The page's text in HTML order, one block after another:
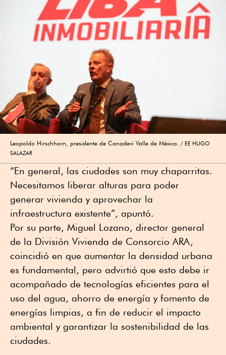
Leopoldo Hirschhorn, presidente de Canadevi Valle de México.
EE HUGO
SALAZAR
“En general, las ciudades son muy chaparritas.
Necesitamos liberar alturas para poder
generar vivienda y aprovechar la
infraestructura existente”, apuntó.
Por su parte, Miguel Lozano, director general
de la División Vivienda de Consorcio ARA,
coincidió en que aumentar la densidad urbana
es fundamental, pero advirtió que esto debe ir
acompañado de tecnologías eficientes para el
uso del agua, ahorro de energía y fomento de
energías limpias, a fin de reducir el impacto
ambiental y garantizar la sostenibilidad de las
ciudades.